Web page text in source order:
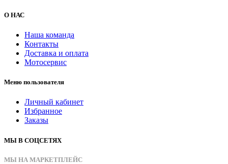
О НАС
Наша команда
Контакты
Доставка и оплата
Мотосервис
Меню пользователя
Личный кабинет
Избранное
Заказы
МЫ В СОЦСЕТЯХ
МЫ НА МАРКЕТПЛЕЙС